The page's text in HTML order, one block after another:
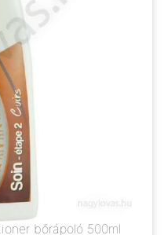
bőrápoló 500ml